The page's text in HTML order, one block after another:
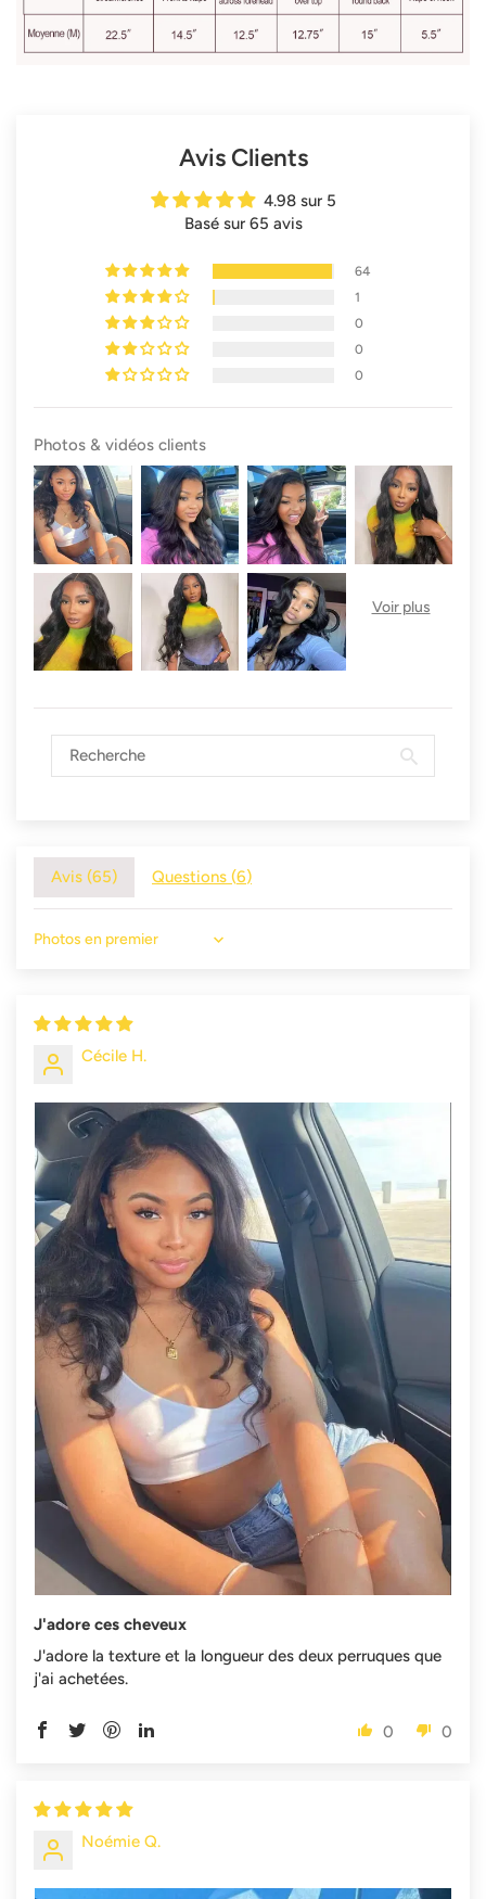
Avis Clients
4.98 sur 5
Basé sur 65 avis
64
1
0
0
0
Photos & vidéos clients
Avis (65) Questions (6)
Sort by
Cécile H.
J'adore ces cheveux
J'adore la texture et la longueur des deux perruques que
j'ai achetées.
0 0
Noémie Q.